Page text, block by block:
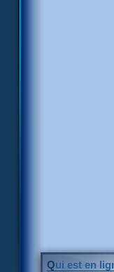
Qui est en